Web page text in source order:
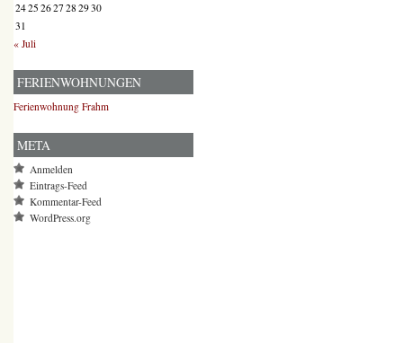
2425 2627 28 2930
31
« Juli
FERIENWOHNUNGEN
Ferienwohnung Frahm
META
Anmelden
Eintrags-Feed
Kommentar-Feed
WordPress.org